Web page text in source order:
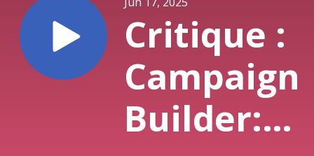
Critique :
Campaign
Builder: